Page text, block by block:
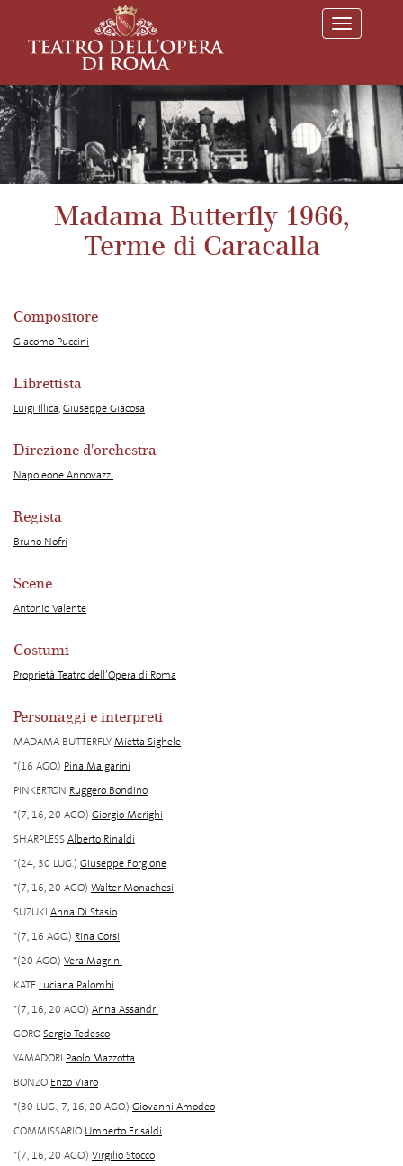
T
o
l
e
n
a
v
g
t
i
Madama Butterfly 1966,
Terme di Caracalla
Compositore
Giacomo Puccini
Librettista
Luigi Illica,Giuseppe Giacosa
Direzione d'orchestra
Napoleone Annovazzi
Regista
Bruno Nofri
Scene
Antonio Valente
Costumi
Proprietà Teatro dell’Opera di Roma
Personaggi e interpreti
MADAMA BUTTERFLYMietta Sighele
*(16 AGO.) Pina Malgarini
PINKERTON Ruggero Bondino
*(7, 16, 20 AGO.) Giorgio Merighi
SHARPLESSAlberto Rinaldi
*(24, 30 LUG.) Giuseppe Forgione
*(7, 16, 20 AGO) Walter Monachesi
SUZUKI Anna Di Stasio
*(7, 16 AGO.) Rina Corsi
*(20 AGO.) Vera Magrini
KATE Luciana Palombi
*(7, 16, 20 AGO.) Anna Assandri
GOROSergio Tedesco
YAMADORI Paolo Mazzotta
BONZO Enzo Viaro
*(30 LUG., 7, 16, 20 AGO.) Giovanni Amodeo
COMMISSARIO Umberto Frisaldi
*(7, 16, 20 AGO.) Virgilio Stocco